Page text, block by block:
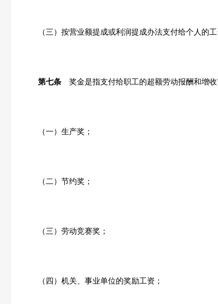
（三）按营业额提成或利润提成办法支付给个人的工
第七条 奖金是指支付给职工的超额劳动报酬和增
（一）生产奖；
（二）节约奖；
（三）劳动竞赛奖；
（四）机关、事业单位的奖励工资；